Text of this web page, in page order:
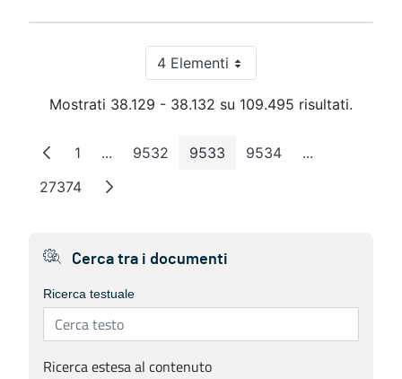
4 ElementiPer pagina
Mostrati 38.129 - 38.132 su 109.495 risultati.
Pagina
1 ...Pagine intermedie
Pagina
9532 Pagina
9533 Pagina
9534 ...Pagine
Pagina
27374
Cerca tra i documenti
Ricerca testuale
Ricerca estesa al contenuto